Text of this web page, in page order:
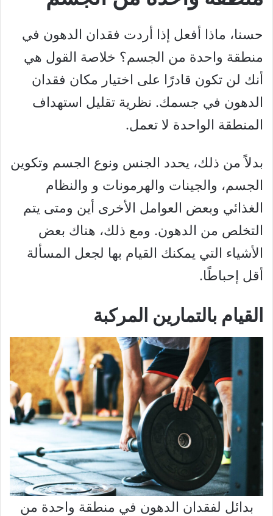
حسنا، ماذا أفعل إذا أردت فقدان الدهون في
منطقة واحدة من الجسم؟ خلاصة القول هي
أنك لن تكون قادرًا على اختيار مكان فقدان
الدهون في جسمك. نظرية تقليل استهداف
المنطقة الواحدة لا تعمل.
بدلاً من ذلك، يحدد الجنس ونوع الجسم وتكوين
الجسم، والجينات والهرمونات و والنظام
الغذائي وبعض العوامل الأخرى أين ومتى يتم
التخلص من الدهون. ومع ذلك، هناك بعض
الأشياء التي يمكنك القيام بها لجعل المسألة
أقل إحباطًا.
القيام بالتمارين المركبة
بدائل لفقدان الدهون في منطقة واحدة من